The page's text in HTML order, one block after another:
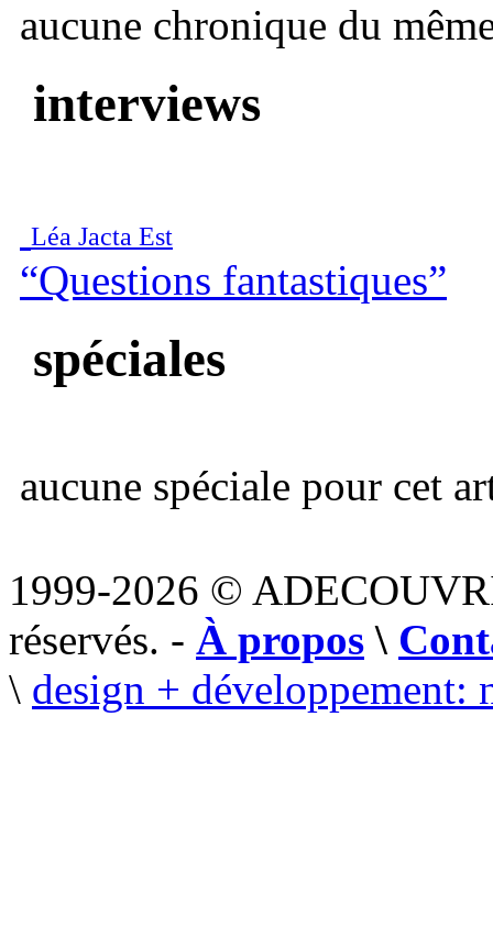
aucune chronique du
interviews
Léa Jacta Est
“Questions fantastiques”
spéciales
aucune spéciale pour cet
1999-2026 ©
réservés. - À propos \
\ design + développement: